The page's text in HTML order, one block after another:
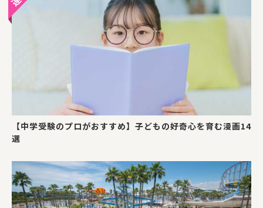
【中学受験のプロがおすすめ】子どもの好奇心を育む漫画14
選